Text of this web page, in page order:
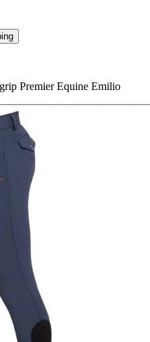
Premier Equine Emilio